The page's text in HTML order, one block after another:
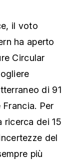
il voto
ha aperto
Circular
di 91
Per
ricerca dei 15
del
più